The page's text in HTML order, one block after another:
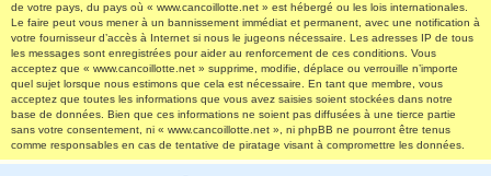
de votre pays, du pays où « www.cancoillotte.net » est hébergé ou les lois internationales.
Le faire peut vous mener à un bannissement immédiat et permanent, avec une notification à
votre fournisseur d’accès à Internet si nous le jugeons nécessaire. Les adresses IP de tous
les messages sont enregistrées pour aider au renforcement de ces conditions. Vous
acceptez que « www.cancoillotte.net » supprime, modifie, déplace ou verrouille n’importe
quel sujet lorsque nous estimons que cela est nécessaire. En tant que membre, vous
acceptez que toutes les informations que vous avez saisies soient stockées dans notre
base de données. Bien que ces informations ne soient pas diffusées à une tierce partie
sans votre consentement, ni « www.cancoillotte.net », ni phpBB ne pourront être tenus
comme responsables en cas de tentative de piratage visant à compromettre les données.